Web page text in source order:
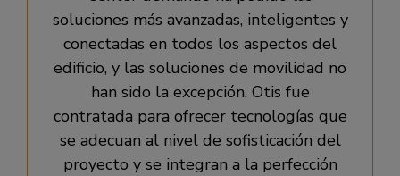
soluciones más avanzadas, inteligentes y
conectadas en todos los aspectos del
edificio, y las soluciones de movilidad no
han sido la excepción. Otis fue
contratada para ofrecer tecnologías que
se adecuan al nivel de sofisticación del
proyecto y se integran a la perfección